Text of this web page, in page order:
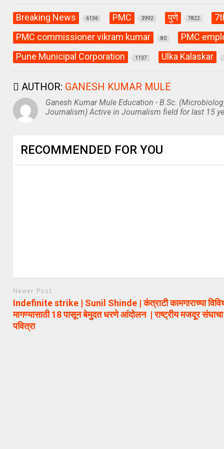
Breaking News 6136 PMC 3992 पुणे 7822
PMC commissioner vikram kumar 80 PMC
Pune Municipal Corporation 1137 Ulka Kalaskar
AUTHOR: GANESH KUMAR MULE
Ganesh Kumar Mule Education - B.Sc.
Journalism) Active in Journalism field for last 15
RECOMMENDED FOR YOU
Newer Post
Indefinite strike | Sunil Shinde | कंत्राटी कामगाराच्या
मागण्यासाठी 18 पासून बेमुदत धरणे आंदोलन | राष्ट्रीय मजदूर
पवित्रा